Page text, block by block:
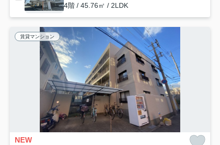
4階 / 45.76㎡ / 2LDK
賃貸マンション
NEW